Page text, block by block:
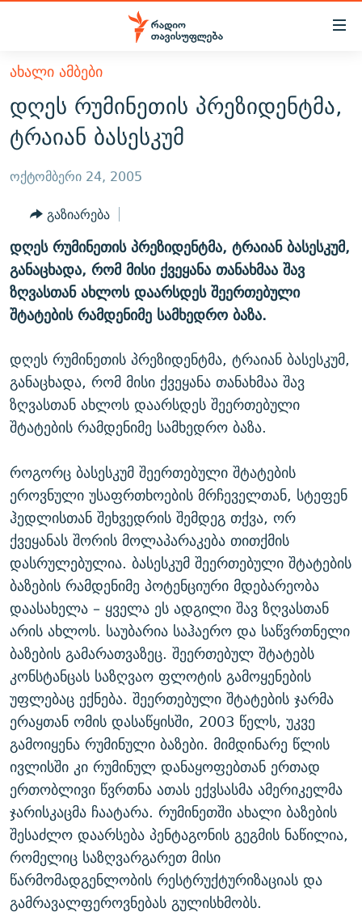
Accessibility
მთავარ
შინაარსზე
დაბრუნება
მთავარ
დაბრუნება
ძიებაზე
დაბრუნება
ᲐᲮᲐᲚᲘ ᲐᲛᲑᲔᲑᲘ
ᲗᲔᲛᲔᲑᲘ
ᲞᲝᲚᲘᲢᲘᲙᲐ
ᲔᲙᲝᲜᲝᲛᲘᲙᲐ
ᲡᲐᲖᲝᲒᲐᲓᲝᲔᲑᲐ
ᲡᲞᲝᲠᲢᲘ
ᲕᲘᲓᲔᲝ
ᲑᲚᲝᲒᲔᲑᲘ
ᲞᲝᲓᲙᲐᲡᲢᲔᲑᲘ
ᲜᲘᲙᲝᲡ ᲞᲝᲓᲙᲐᲡᲢᲘ
60 ᲓᲔᲪᲘᲑᲔᲚᲘ
ᲒᲐᲜᲙᲘᲗᲮᲕᲘᲡ ᲓᲦᲔ
ᲓᲘᲚᲘᲡ ᲡᲐᲣᲑᲠᲔᲑᲘ
ᲛᲝᲚᲐᲞᲐᲠᲐᲙᲔ ᲢᲔᲥᲡᲢᲔᲑᲘ
ᲨᲘᲜ - ᲣᲪᲮᲝᲔᲗᲨᲘ
ᲚᲘᲢᲔᲠᲐᲢᲣᲠᲣᲚᲘ ᲬᲐᲮᲜᲐᲒᲔᲑᲘ
ᲐᲛᲔᲠᲘᲙᲣᲚᲘ ᲛᲝᲗᲮᲠᲝᲑᲐ
ᲘᲛᲞᲔᲠᲘᲐ ᲓᲐ ᲠᲐᲓᲘᲝ
ᲗᲐᲕᲘᲡᲣᲤᲚᲔᲑᲘᲡ ᲛᲝᲜᲘᲢᲝᲠᲘ
ᲤᲔᲜᲝᲕᲐᲜᲘ - 2.10
ᲗᲥᲕᲔᲜᲘ ᲞᲣᲑᲚᲘᲙᲐᲪᲘᲔᲑᲘ
ᲞᲠᲝᲔᲥᲢᲔᲑᲘ
ᲣᲙᲠᲐᲘᲜᲐᲨᲘ ᲓᲐᲦᲣᲞᲣᲚᲘ ᲥᲐᲠᲗᲕᲔᲚᲘ ᲛᲔᲑᲠᲫᲝᲚᲔᲑᲘ - 2022
ᲓᲐᲛᲝᲣᲙᲘᲓᲔᲑᲚᲝᲑᲘᲡ 100 ᲬᲔᲚᲘ
ᲩᲔᲛᲘ ᲡᲘᲙᲕᲓᲘᲚᲘᲡ ᲛᲘᲖᲔᲖᲘᲐ COVID-19
11 ᲬᲔᲚᲘ - 11 ᲐᲛᲑᲐᲕᲘ
ᲡᲐᲞᲐᲠᲚᲐᲛᲔᲜᲢᲝ ᲐᲠᲩᲔᲕᲜᲔᲑᲘᲡ ᲘᲡᲢᲝᲠᲘᲐ
ᲑᲐᲕᲨᲕᲔᲑᲘ ᲞᲠᲝᲡᲢᲘᲢᲣᲪᲘᲐᲨᲘ - ᲐᲛᲝᲣᲗᲥᲛᲔᲚᲘ ᲐᲛᲑᲐᲕᲘ
5 ᲐᲛᲑᲐᲕᲘ - 20 ᲘᲕᲜᲘᲡᲡ ᲓᲐᲨᲐᲕᲔᲑᲣᲚᲔᲑᲘ
ᲐᲒᲕᲘᲡᲢᲝᲡ ᲝᲛᲘ
ПРИВЕТ ᲙᲣᲚᲢᲣᲠᲐ
ЭХО КАВКАЗА
ᲒᲐᲛᲝᲘᲬᲔᲠᲔ
რთე/რთ-ის ყველა საიტი
ᲐᲮᲐᲚᲘ ᲐᲛᲑᲔᲑᲘ
დღეს რუმინეთის პრეზიდენტმა,
ტრაიან ბასესკუმ
ოქტომბერი 24, 2005
გაზიარება
დღეს რუმინეთის პრეზიდენტმა, ტრაიან ბასესკუმ,
განაცხადა, რომ მისი ქვეყანა თანახმაა შავ
ზღვასთან ახლოს დაარსდეს შეერთებული
შტატების რამდენიმე სამხედრო ბაზა.
დღეს რუმინეთის პრეზიდენტმა, ტრაიან ბასესკუმ,
განაცხადა, რომ მისი ქვეყანა თანახმაა შავ
ზღვასთან ახლოს დაარსდეს შეერთებული
შტატების რამდენიმე სამხედრო ბაზა.
როგორც ბასესკუმ შეერთებული შტატების
ეროვნული უსაფრთხოების მრჩეველთან, სტეფენ
ჰედლისთან შეხვედრის შემდეგ თქვა, ორ
ქვეყანას შორის მოლაპარაკება თითქმის
დასრულებულია. ბასესკუმ შეერთებული შტატების
ბაზების რამდენიმე პოტენციური მდებარეობა
დაასახელა – ყველა ეს ადგილი შავ ზღვასთან
არის ახლოს. საუბარია საჰაერო და საწვრთნელი
ბაზების გამარათვაზეც. შეერთებულ შტატებს
კონსტანცას საზღვაო ფლოტის გამოყენების
უფლებაც ექნება. შეერთებული შტატების ჯარმა
ერაყთან ომის დასაწყისში, 2003 წელს, უკვე
გამოიყენა რუმინული ბაზები. მიმდინარე წლის
ივლისში კი რუმინულ დანაყოფებთან ერთად
ერთობლივი წვრთნა ათას ექვსასმა ამერიკელმა
ჯარისკაცმა ჩაატარა. რუმინეთში ახალი ბაზების
შესაძლო დაარსება პენტაგონის გეგმის ნაწილია,
რომელიც საზღვარგარეთ მისი
წარმომადგენლობის რესტრუქტურიზაციას და
გამრავალფეროვნებას გულისხმობს.